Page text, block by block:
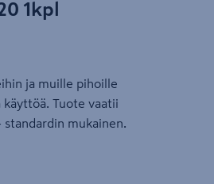
1kpl
ja muille pihoille
Tuote vaatii
standardin mukainen.